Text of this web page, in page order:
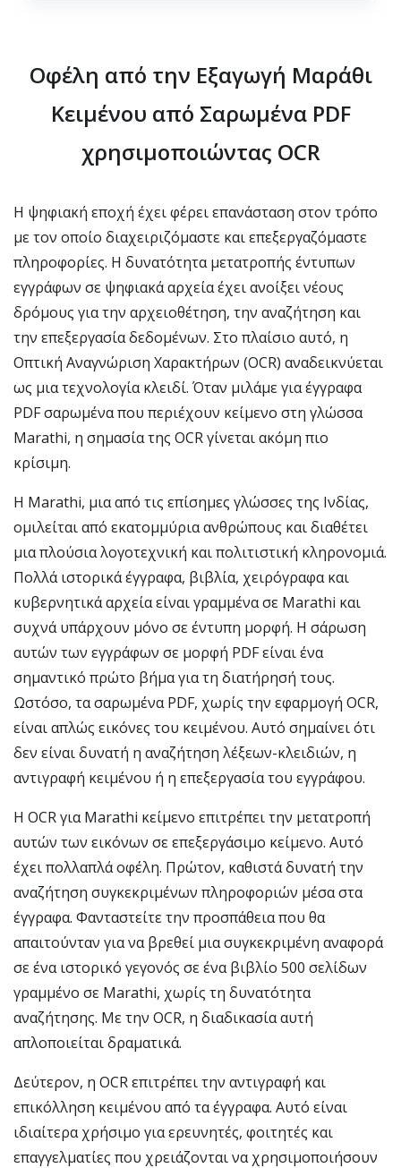
Οφέλη από την Εξαγωγή Μαράθι
Κειμένου από Σαρωμένα PDF
χρησιμοποιώντας OCR
Η ψηφιακή εποχή έχει φέρει επανάσταση στον τρόπο
με τον οποίο διαχειριζόμαστε και επεξεργαζόμαστε
πληροφορίες. Η δυνατότητα μετατροπής έντυπων
εγγράφων σε ψηφιακά αρχεία έχει ανοίξει νέους
δρόμους για την αρχειοθέτηση, την αναζήτηση και
την επεξεργασία δεδομένων. Στο πλαίσιο αυτό, η
Οπτική Αναγνώριση Χαρακτήρων (OCR) αναδεικνύεται
ως μια τεχνολογία κλειδί. Όταν μιλάμε για έγγραφα
PDF σαρωμένα που περιέχουν κείμενο στη γλώσσα
Marathi, η σημασία της OCR γίνεται ακόμη πιο
κρίσιμη.
Η Marathi, μια από τις επίσημες γλώσσες της Ινδίας,
ομιλείται από εκατομμύρια ανθρώπους και διαθέτει
μια πλούσια λογοτεχνική και πολιτιστική κληρονομιά.
Πολλά ιστορικά έγγραφα, βιβλία, χειρόγραφα και
κυβερνητικά αρχεία είναι γραμμένα σε Marathi και
συχνά υπάρχουν μόνο σε έντυπη μορφή. Η σάρωση
αυτών των εγγράφων σε μορφή PDF είναι ένα
σημαντικό πρώτο βήμα για τη διατήρησή τους.
Ωστόσο, τα σαρωμένα PDF, χωρίς την εφαρμογή OCR,
είναι απλώς εικόνες του κειμένου. Αυτό σημαίνει ότι
δεν είναι δυνατή η αναζήτηση λέξεων-κλειδιών, η
αντιγραφή κειμένου ή η επεξεργασία του εγγράφου.
Η OCR για Marathi κείμενο επιτρέπει την μετατροπή
αυτών των εικόνων σε επεξεργάσιμο κείμενο. Αυτό
έχει πολλαπλά οφέλη. Πρώτον, καθιστά δυνατή την
αναζήτηση συγκεκριμένων πληροφοριών μέσα στα
έγγραφα. Φανταστείτε την προσπάθεια που θα
απαιτούνταν για να βρεθεί μια συγκεκριμένη αναφορά
σε ένα ιστορικό γεγονός σε ένα βιβλίο 500 σελίδων
γραμμένο σε Marathi, χωρίς τη δυνατότητα
αναζήτησης. Με την OCR, η διαδικασία αυτή
απλοποιείται δραματικά.
Δεύτερον, η OCR επιτρέπει την αντιγραφή και
επικόλληση κειμένου από τα έγγραφα. Αυτό είναι
ιδιαίτερα χρήσιμο για ερευνητές, φοιτητές και
επαγγελματίες που χρειάζονται να χρησιμοποιήσουν